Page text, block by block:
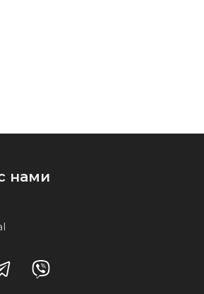
нами